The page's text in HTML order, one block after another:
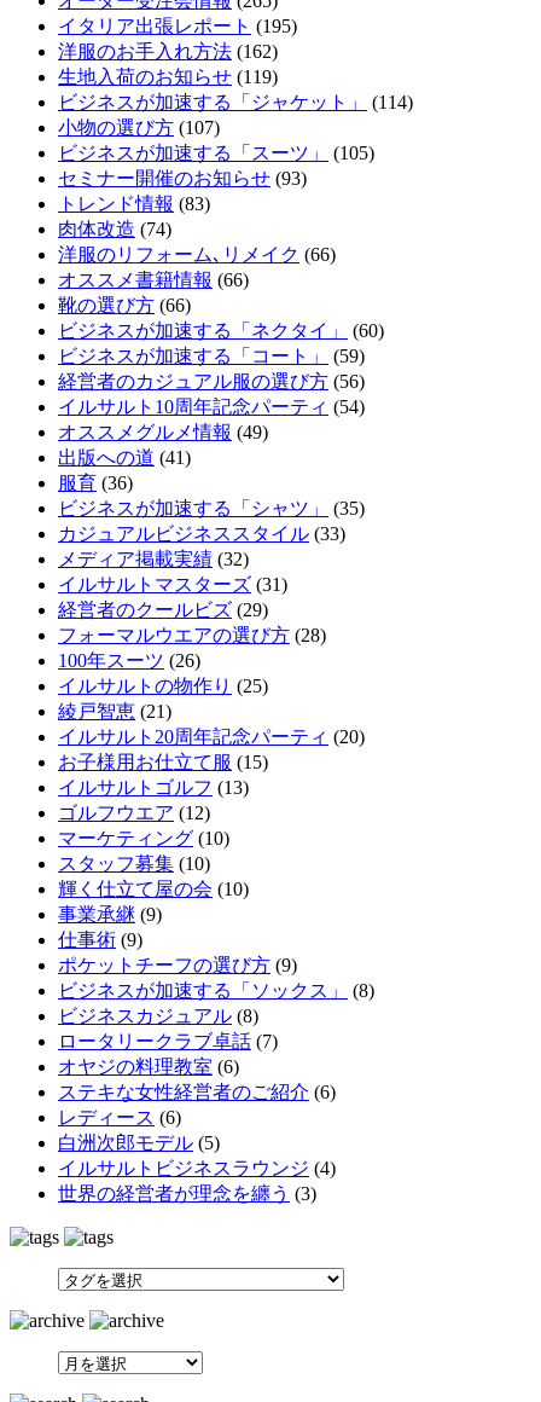
イタリア出張レポート (195)
洋服のお手入れ方法 (162)
生地入荷のお知らせ (119)
ビジネスが加速する「ジャケット」
(114)
小物の選び方 (107)
ビジネスが加速する「スーツ」
(105)
セミナー開催のお知らせ (93)
トレンド情報 (83)
肉体改造 (74)
洋服のリフォーム､リメイク (66)
オススメ書籍情報 (66)
靴の選び方 (66)
ビジネスが加速する「ネクタイ」
(60)
ビジネスが加速する「コート」
(59)
経営者のカジュアル服の選び方 (56)
イルサルト10周年記念パーティ (54)
オススメグルメ情報 (49)
出版への道 (41)
服育 (36)
ビジネスが加速する「シャツ」
(35)
カジュアルビジネススタイル (33)
メディア掲載実績 (32)
イルサルトマスターズ (31)
経営者のクールビズ (29)
フォーマルウエアの選び方 (28)
100年スーツ (26)
イルサルトの物作り (25)
綾戸智恵 (21)
イルサルト20周年記念パーティ (20)
お子様用お仕立て服 (15)
イルサルトゴルフ (13)
ゴルフウエア (12)
マーケティング (10)
スタッフ募集 (10)
輝く仕立て屋の会 (10)
事業承継 (9)
仕事術 (9)
ポケットチーフの選び方 (9)
ビジネスが加速する「ソックス」
(8)
ビジネスカジュアル (8)
ロータリークラブ卓話 (7)
オヤジの料理教室 (6)
ステキな女性経営者のご紹介 (6)
レディース (6)
白洲次郎モデル (5)
イルサルトビジネスラウンジ (4)
世界の経営者が理念を纏う (3)